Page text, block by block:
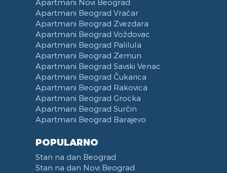
Apartmani Novi Beograd
Apartmani Beograd Vračar
Apartmani Beograd Zvezdara
Apartmani Beograd Voždovac
Apartmani Beograd Palilula
Apartmani Beograd Zemun
Apartmani Beograd Savski Venac
Apartmani Beograd Čukarica
Apartmani Beograd Rakovica
Apartmani Beograd Grocka
Apartmani Beograd Surčin
Apartmani Beograd Barajevo
POPULARNO
Stan na dan Beograd
Stan na dan Novi Beograd